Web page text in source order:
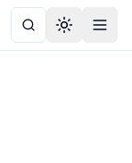
Toggle